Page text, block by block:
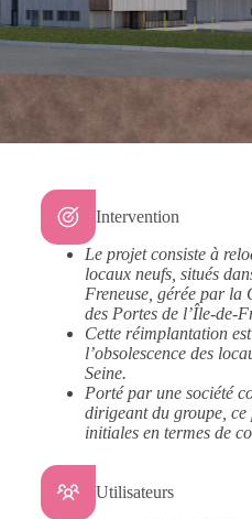
Intervention
Le projet consiste à
locaux neufs, situés
Freneuse, gérée par la
des Portes de l’Île-de-
Cette réimplantation
l’obsolescence des
Seine.
Porté par une société
dirigeant du groupe, ce
initiales en termes de
Utilisateurs